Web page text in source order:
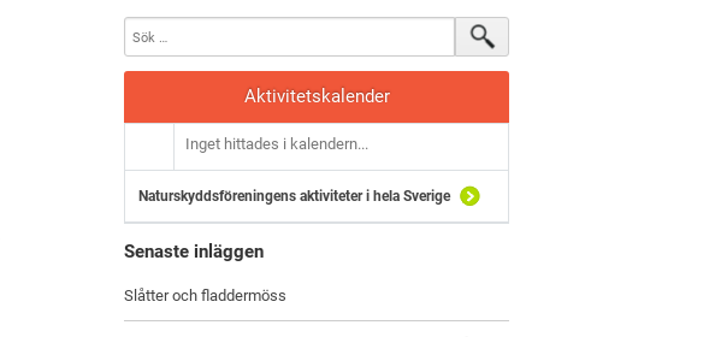
Aktivitetskalender
Inget hittades i kalendern...
Naturskyddsföreningens aktiviteter i hela Sverige
Senaste inläggen
Slåtter och fladdermöss